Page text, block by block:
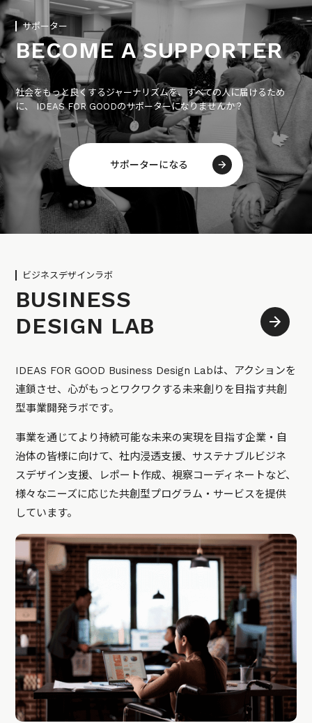
サポーター
BECOME A SUPPORTER
社会をもっと良くするジャーナリズムを、すべての人に届けるため
に、 IDEAS FOR GOODのサポーターになりませんか？
サポーターになる
ビジネスデザインラボ
BUSINESS
DESIGN LAB
IDEAS FOR GOOD Business Design Labは、アクションを
連鎖させ、心がもっとワクワクする未来創りを目指す共創
型事業開発ラボです。
事業を通じてより持続可能な未来の実現を目指す企業・自
治体の皆様に向けて、社内浸透支援、サステナブルビジネ
スデザイン支援、レポート作成、視察コーディネートなど、
様々なニーズに応じた共創型プログラム・サービスを提供
しています。